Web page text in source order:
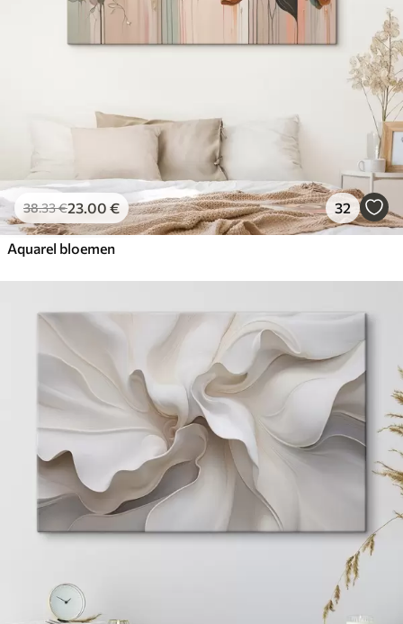
38.33€23.00 € 32
Aquarel bloemen